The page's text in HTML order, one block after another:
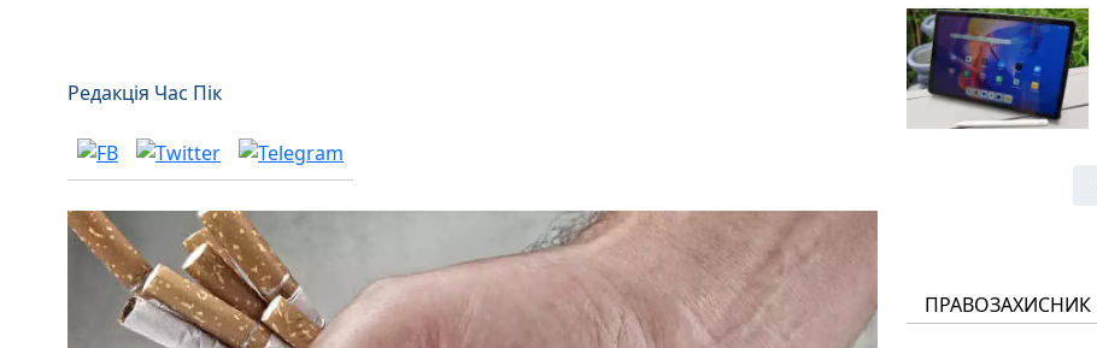
Редакція Час Пік
ПРАВОЗАХИСНИК